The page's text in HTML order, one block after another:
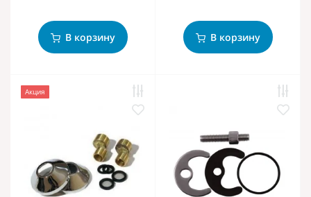
В корзину В корзину
Акция